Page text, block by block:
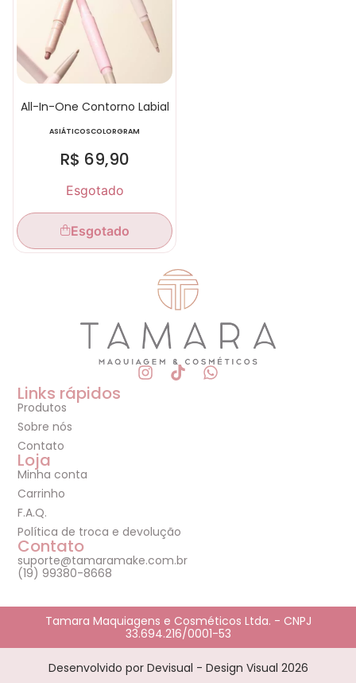
All-In-One Contorno Labial
ASIÁTICOSCOLORGRAM
R$ 69,90
Esgotado
Esgotado
Links rápidos
Produtos
Sobre nós
Contato
Loja
Minha conta
Carrinho
F.A.Q.
Política de troca e devolução
Contato
suporte@tamaramake.com.br
(19) 99380-8668
Tamara Maquiagens e Cosméticos Ltda. - CNPJ
33.694.216/0001-53
Desenvolvido por Devisual - Design Visual 2026